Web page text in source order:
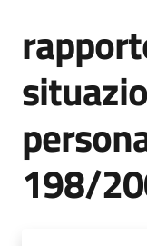
Tutti
argomenti...
198/